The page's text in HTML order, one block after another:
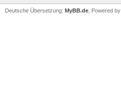
Deutsche Übersetzung: MyBB.de , Powered by